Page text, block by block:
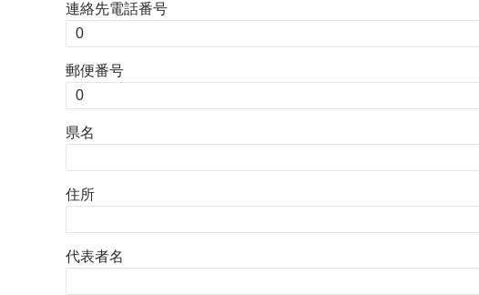
連絡先電話番号
郵便番号
県名
住所
代表者名